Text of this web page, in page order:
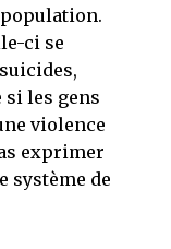
ci se
les gens
violence
exprimer
système de